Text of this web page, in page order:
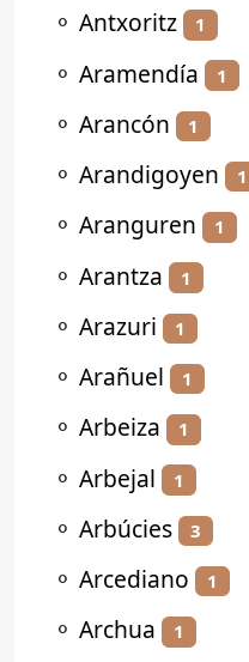
⚬ Antxoritz 1
⚬ Aramendía 1
⚬ Arancón 1
⚬ Arandigoyen 1
⚬ Aranguren 1
⚬ Arantza 1
⚬ Arazuri 1
⚬ Arañuel 1
⚬ Arbeiza 1
⚬ Arbejal 1
⚬ Arbúcies 3
⚬ Arcediano 1
⚬ Archua 1